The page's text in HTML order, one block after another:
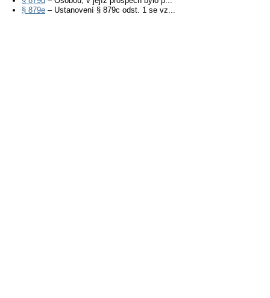
§ 879e – Ustanovení § 879c odst. 1 se vz...